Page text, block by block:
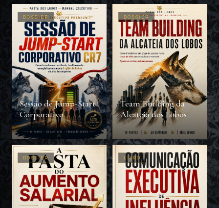
DOSSIER
Sessão de Jump-Start
Corporativo
DOSSIER
Team Building da
Alcateia dos Lobos
DOSSIER LIVRO